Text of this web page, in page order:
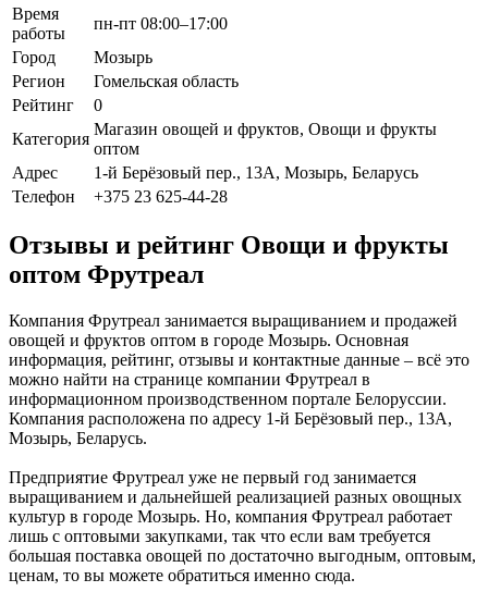
Время
работы
пн-пт 08:00–17:00
Город
Мозырь
Регион
Гомельская область
Рейтинг
0
Категория
Магазин овощей и фруктов, Овощи и фрукты
оптом
Адрес
1-й Берёзовый пер., 13А, Мозырь, Беларусь
Телефон
+375 23 625-44-28
Отзывы и рейтинг Овощи и фрукты
оптом Фрутреал
Компания Фрутреал занимается выращиванием и продажей
овощей и фруктов оптом в городе Мозырь. Основная
информация, рейтинг, отзывы и контактные данные – всё это
можно найти на странице компании Фрутреал в
информационном производственном портале Белоруссии.
Компания расположена по адресу 1-й Берёзовый пер., 13А,
Мозырь, Беларусь.
Предприятие Фрутреал уже не первый год занимается
выращиванием и дальнейшей реализацией разных овощных
культур в городе Мозырь. Но, компания Фрутреал работает
лишь с оптовыми закупками, так что если вам требуется
большая поставка овощей по достаточно выгодным, оптовым,
ценам, то вы можете обратиться именно сюда.